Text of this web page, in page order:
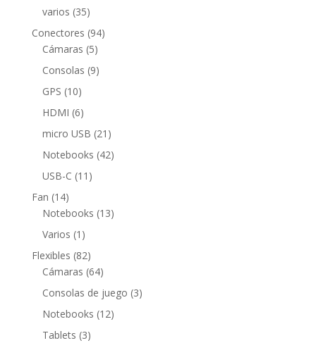
varios 3535
productos
Conectores 9494
Cámaras 55
productos
Consolas 99
GPS 1010
productos
HDMI 66
productos
micro USB 21 21
productos
Notebooks 4242
USB-C 11 11
Fan 1414
productos
Notebooks 1313
Varios 1 1
producto
Flexibles 8282
productos
Cámaras 6464
productos
Consolas de juego 33
Notebooks 1212
Tablets 33